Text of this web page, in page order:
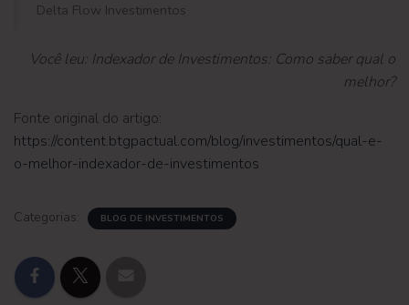
Delta Flow Investimentos
Você leu: Indexador de Investimentos: Como saber qual o
melhor?
Fonte original do artigo:
https://content.btgpactual.com/blog/investimentos/qual-e-
o-melhor-indexador-de-investimentos
Categorias: BLOG DE INVESTIMENTOS